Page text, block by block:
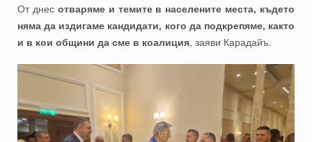
От днес отваряме и темите в населените места, където
няма да издигаме кандидати, кого да подкрепяме, както
и в кои общини да сме в коалиция, заяви Карадайъ.